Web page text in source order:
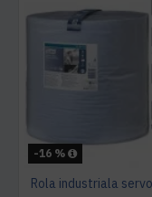
-16 %